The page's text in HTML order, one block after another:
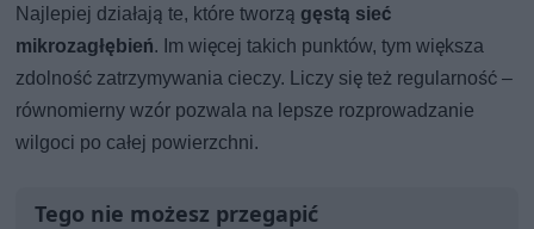
Najlepiej działają te, które tworzą gęstą sieć
mikrozagłębień. Im więcej takich punktów, tym większa
zdolność zatrzymywania cieczy. Liczy się też regularność –
równomierny wzór pozwala na lepsze rozprowadzanie
wilgoci po całej powierzchni.
Tego nie możesz przegapić